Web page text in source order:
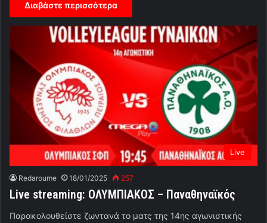
Διαβάστε περισσότερα
Live
Redaroume 18/01/2025 257
Live streaming: ΟΛΥΜΠΙΑΚΟΣ – Παναθηναϊκός
Παρακολουθείστε ζωντανά το ματς της 14ης αγωνιστικής